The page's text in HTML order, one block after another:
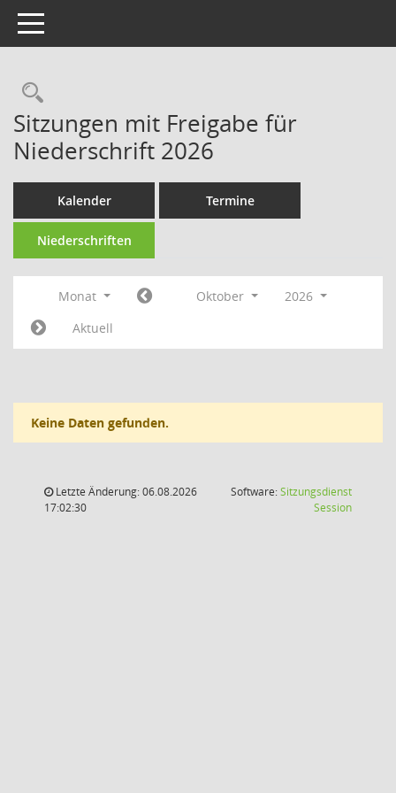
Toggle navigation
Rechercheauswahl
Sitzungen mit Freigabe für
Niederschrift 2026
Kalender Termine
Niederschriften
Monat Oktober
2026
Aktuell
Keine Daten gefunden.
Letzte Änderung: 06.08.2026
17:02:30
Software:Sitzungsdienst
Session(Wird in